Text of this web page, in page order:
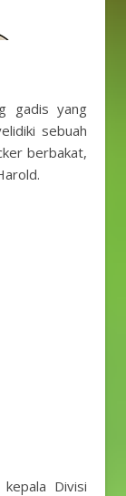
gadis yang
sebuah
berbakat,
Divisi